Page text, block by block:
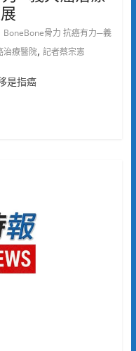
BoneBone骨力 抗癌有力─義
治療醫院, 記者蔡宗憲
是指癌